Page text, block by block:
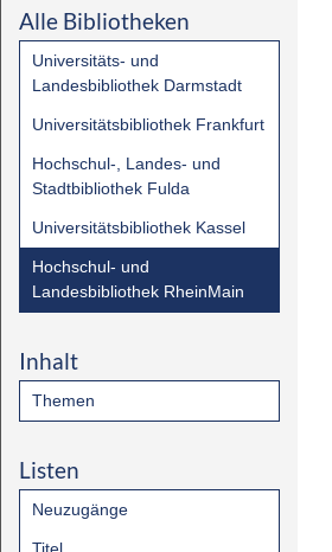
Alle Bibliotheken
Universitäts- und
Landesbibliothek Darmstadt
Universitätsbibliothek Frankfurt
Hochschul-, Landes- und
Stadtbibliothek Fulda
Universitätsbibliothek Kassel
Hochschul- und
Landesbibliothek RheinMain
Inhalt
Themen
Listen
Neuzugänge